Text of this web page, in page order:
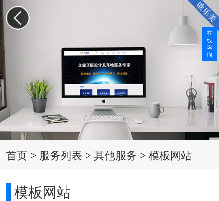
首页 > 服务列表 >其他服务 >模板网站
模板网站
在
线
咨
询